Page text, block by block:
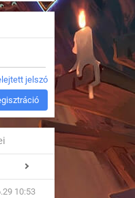
jelszó
10:53